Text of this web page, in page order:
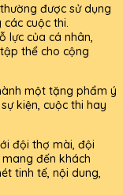
được sử dụng
cuộc thi.
lực của cá nhân,
thể cho cộng
một tặng phẩm ý
kiện, cuộc thi hay
đội thợ mài, đội
đến khách
tinh tế, nội dung,